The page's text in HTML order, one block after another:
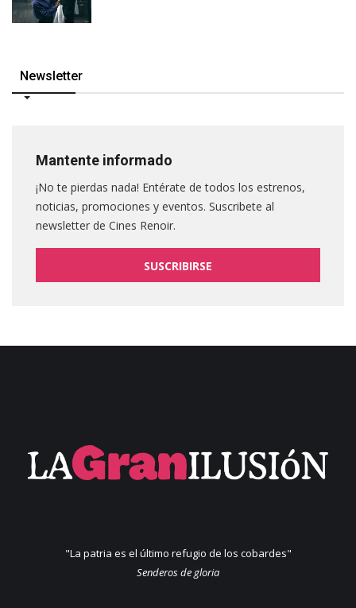
Newsletter
Mantente informado
¡No te pierdas nada! Entérate de todos los estrenos,
noticias, promociones y eventos. Suscribete al
newsletter de Cines Renoir.
SUSCRIBIRSE
"La patria es el último refugio de los cobardes"
Senderos de gloria